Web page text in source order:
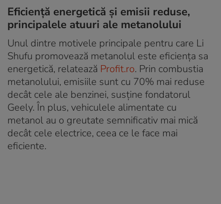
Eficiență energetică și emisii reduse,
principalele atuuri ale metanolului
Unul dintre motivele principale pentru care Li
Shufu promovează metanolul este eficiența sa
energetică, relatează Profit.ro. Prin combustia
metanolului, emisiile sunt cu 70% mai reduse
decât cele ale benzinei, susține fondatorul
Geely. În plus, vehiculele alimentate cu
metanol au o greutate semnificativ mai mică
decât cele electrice, ceea ce le face mai
eficiente.